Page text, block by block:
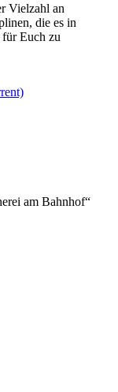
Vielzahl an
die es in
für Euch zu
am Bahnhof“